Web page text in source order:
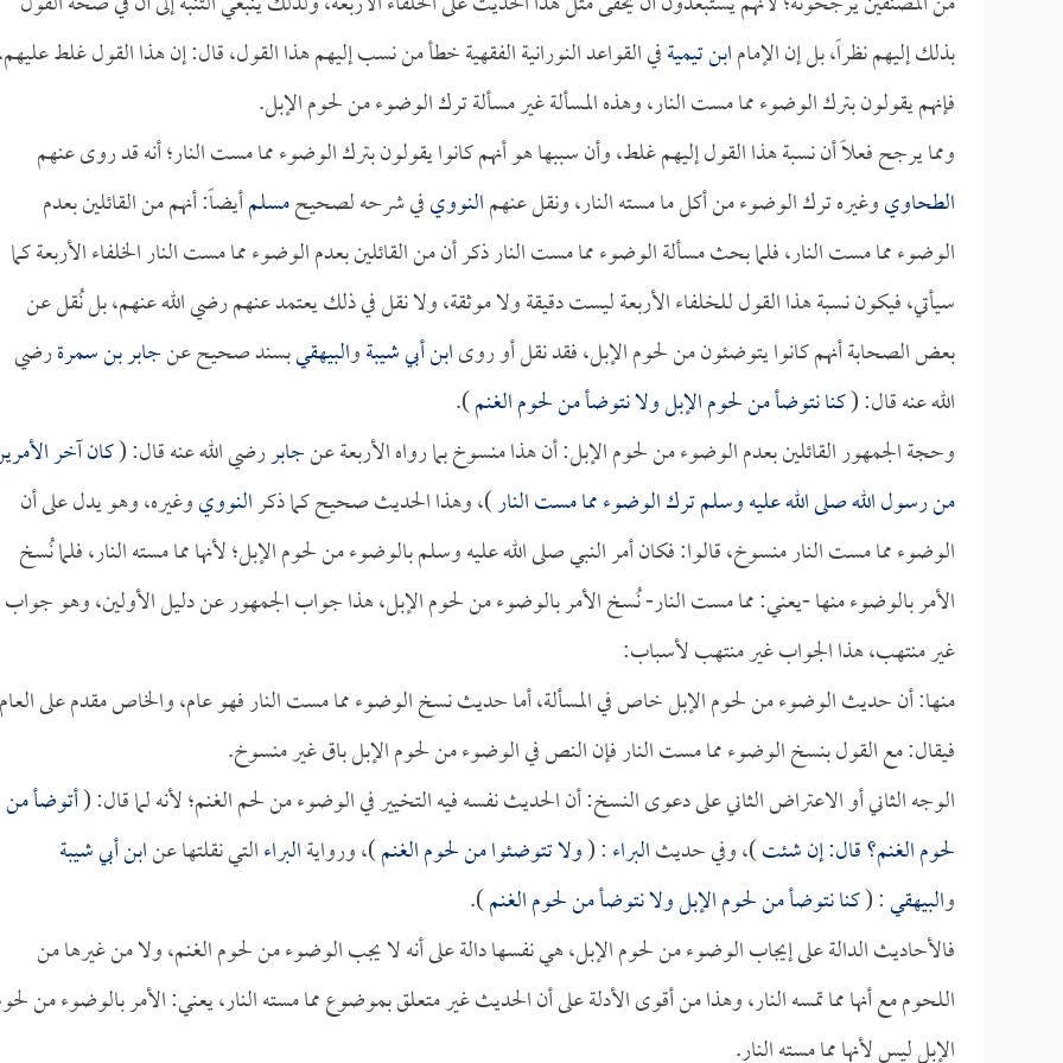
بذلك إليهم نظراً، بل إن الإمامابن تيميةفي القواعد النورانية الفقهية خطأ من نسب إليهم هذا القول، قال: إن هذا القول غلط
فإنهم يقولون بترك الوضوء مما مست النار، وهذه المسألة غير مسألة ترك الوضوء من لحوم الإبل.
ومما يرجح فعلاً أن نسبة هذا القول إليهم غلط، وأن سببها هو أنهم كانوا يقولون بترك الوضوء مما مست النار؛ أنه قد روى عنهم
الطحاويوغيره ترك الوضوء من أكل ما مسته النار، ونقل عنهمالنوويفي شرحه لصحيحمسلمأيضاً: أنهم من القائلين بعدم
الوضوء مما مست النار، فلما بحث مسألة الوضوء مما مست النار ذكر أن من القائلين بعدم الوضوء مما مست النار الخلفاء الأربعة كما
سيأتي، فيكون نسبة هذا القول للخلفاء الأربعة ليست دقيقة ولا موثقة، ولا نقل في ذلك يعتمد عنهم رضي الله عنهم، بل نُقل عن
بعض الصحابة أنهم كانوا يتوضئون من لحوم الإبل، فقد نقل أو روىابن أبي شيبةوالبيهقيبسند صحيح عنجابر بن سمرةرضي
الله عنه قال: (كنا نتوضأ من لحوم الإبل ولا نتوضأ من لحوم الغنم).
وحجة الجمهور القائلين بعدم الوضوء من لحوم الإبل: أن هذا منسوخ بما رواه الأربعة عنجابررضي الله عنه قال: (كان آخر
من رسول الله صلى الله عليه وسلم ترك الوضوء مما مست النار)، وهذا الحديث صحيح كما ذكرالنوويوغيره، وهو يدل على أن
الوضوء مما مست النار منسوخ، قالوا: فكان أمر النبي صلى الله عليه وسلم بالوضوء من لحوم الإبل؛ لأنها مما مسته النار، فلما نُسخ
الأمر بالوضوء منها -يعني: مما مست النار- نُسخ الأمر بالوضوء من لحوم الإبل، هذا جواب الجمهور عن دليل الأولين، وهو جواب
غير منتهب، هذا الجواب غير منتهب لأسباب:
منها: أن حديث الوضوء من لحوم الإبل خاص في المسألة، أما حديث نسخ الوضوء مما مست النار فهو عام، والخاص مقدم على
فيقال: مع القول بنسخ الوضوء مما مست النار فإن النص في الوضوء من لحوم الإبل باق غير منسوخ.
الوجه الثاني أو الاعتراض الثاني على دعوى النسخ: أن الحديث نفسه فيه التخيير في الوضوء من لحم الغنم؛ لأنه لما قال: (أتوضأ من
لحوم الغنم؟ قال: إن شئت)، وفي حديثالبراء: (ولا تتوضئوا من لحوم الغنم)، وروايةالبراءالتي نقلتها عنابن أبي شيبة
والبيهقي: (كنا نتوضأ من لحوم الإبل ولا نتوضأ من لحوم الغنم).
فالأحاديث الدالة على إيجاب الوضوء من لحوم الإبل، هي نفسها دالة على أنه لا يجب الوضوء من لحوم الغنم، ولا من غيرها من
اللحوم مع أنها مما تمسه النار، وهذا من أقوى الأدلة على أن الحديث غير متعلق بموضوع مما مسته النار، يعني: الأمر بالوضوء من
الإبل ليس لأنها مما مسته النار.